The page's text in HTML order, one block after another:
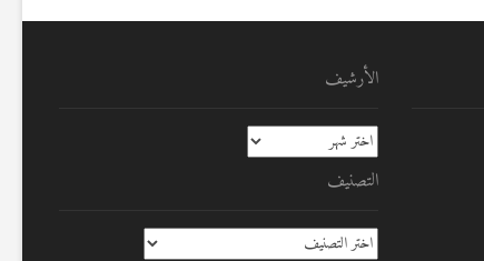
الأرشيف
الأرشيف
التصنيف
التصنيف